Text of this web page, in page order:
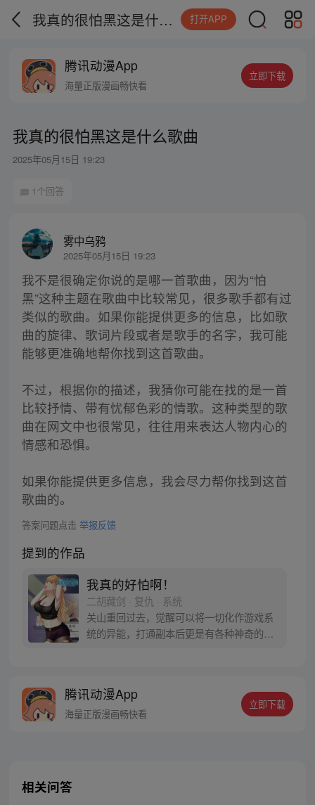
我真的很怕黑这是什么歌曲 打开APP
腾讯动漫App
海量正版漫画畅快看
立即下载
我真的很怕黑这是什么歌曲
2025年05月15日 19:23
1个回答
雾中乌鸦
2025年05月15日 19:23
我不是很确定你说的是哪一首歌曲，因为“怕
黑”这种主题在歌曲中比较常见，很多歌手都有过
类似的歌曲。如果你能提供更多的信息，比如歌
曲的旋律、歌词片段或者是歌手的名字，我可能
能够更准确地帮你找到这首歌曲。
不过，根据你的描述，我猜你可能在找的是一首
比较抒情、带有忧郁色彩的情歌。这种类型的歌
曲在网文中也很常见，往往用来表达人物内心的
情感和恐惧。
如果你能提供更多信息，我会尽力帮你找到这首
歌曲的。
答案问题点击 举报反馈
提到的作品
我真的好怕啊！
二胡藏剑 · 复仇 · 系统
关山重回过去，觉醒可以将一切化作游戏系
统的异能，打通副本后更是有各种神奇的掉
终，关山登上顶峰，成为一代新神。
腾讯动漫App
海量正版漫画畅快看
立即下载
相关问答